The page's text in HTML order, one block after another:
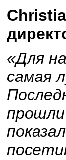
«Для
самая
прошли